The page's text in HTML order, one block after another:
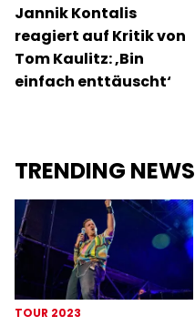
Jannik Kontalis
reagiert auf Kritik von
Tom Kaulitz: ‚Bin
einfach enttäuscht‘
TRENDING NEWS
TOUR 2023